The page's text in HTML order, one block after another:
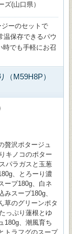
ズ(山口県）
ーのセットで
温保存できるパウ
時でも手軽にお召
（M59H8P）
贅沢ポタージュ
キノコのポター
パラガスと玉葱
、とろーり濃
ープ180g、白ネ
みスープ180g、
草のグリーンポタ
っぷり蓮根とゆ
180g、潮風育ち
トラフグのスープ